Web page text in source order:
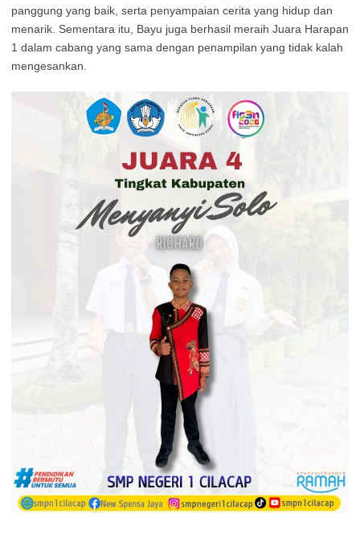
panggung yang baik, serta penyampaian cerita yang hidup dan
menarik. Sementara itu, Bayu juga berhasil meraih Juara Harapan
1 dalam cabang yang sama dengan penampilan yang tidak kalah
mengesankan.